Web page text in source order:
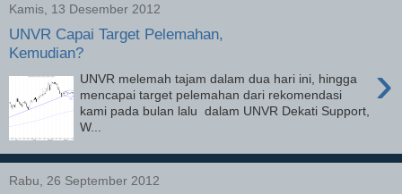
Kamis, 13 Desember 2012
UNVR Capai Target Pelemahan,
Kemudian?
›
UNVR melemah tajam dalam dua hari ini, hingga
mencapai target pelemahan dari rekomendasi
kami pada bulan lalu dalam UNVR Dekati Support,
W...
Rabu, 26 September 2012